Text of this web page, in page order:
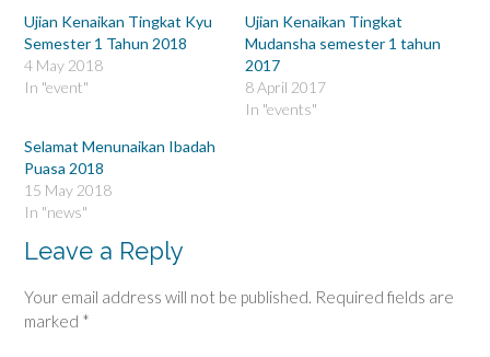
t
e
r
(
O
p
e
i
n
n
w
w
d
)
o
o
k
s
i
n
w
Ujian Kenaikan Tingkat Kyu
Semester 1 Tahun 2018
4 May 2018
In "event"
Ujian Kenaikan Tingkat
Mudansha semester 1 tahun
2017
8 April 2017
In "events"
Selamat Menunaikan Ibadah
Puasa 2018
15 May 2018
In "news"
Leave a Reply
Your email address will not be published. Required fields are
marked *